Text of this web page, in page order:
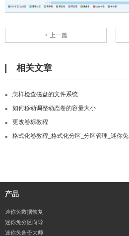
< 上一篇
相关文章
怎样检查磁盘的文件系统
如何移动调整动态卷的容量大小
更改卷标教程
格式化卷教程_格式化分区_分区管理_迷你兔
产品
迷你兔数据恢复
迷你兔分区向导
迷你兔备份大师